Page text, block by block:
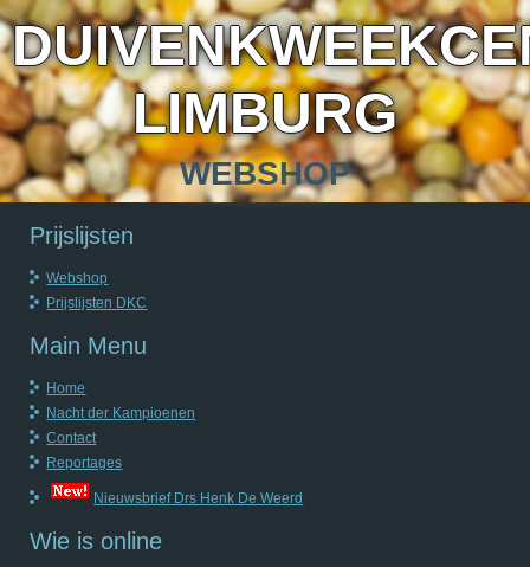
LIMBURG
WEBSHOP
Prijslijsten
Webshop
Prijslijsten DKC
Main Menu
Home
Nacht der Kampioenen
Contact
Reportages
Nieuwsbrief Drs Henk De Weerd
Wie is online